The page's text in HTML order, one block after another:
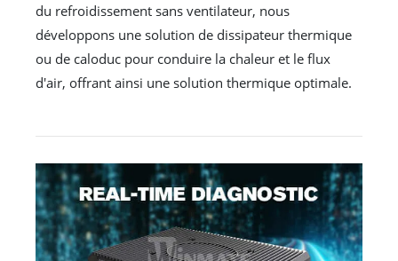
du refroidissement sans ventilateur, nous
développons une solution de dissipateur thermique
ou de caloduc pour conduire la chaleur et le flux
d'air, offrant ainsi une solution thermique optimale.